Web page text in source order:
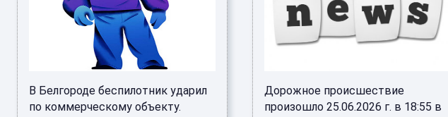
В Белгороде беспилотник ударил
по коммерческому объекту.
Дорожное происшествие
произошло 25.06.2026 г. в 18:55 в